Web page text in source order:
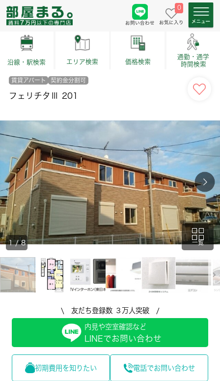
お問い合わせ
0
お気に入り
沿線・駅検索 エリア検索 価格検索
通勤・通学
時間検索
賃貸アパート 契約金分割可
フェリチタⅢ 201
一覧
1/8
\ 友だち登録数 ３万人突破 /
内見や空室確認など
LINEでお問い合わせ
初期費用を知りたい 電話でお問い合わせ